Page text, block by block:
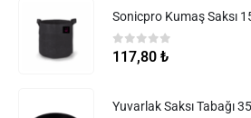
Sonicpro Kumaş Saksı
0 5 üzerinden
117,80 ₺
Yuvarlak Saksı Tabağı